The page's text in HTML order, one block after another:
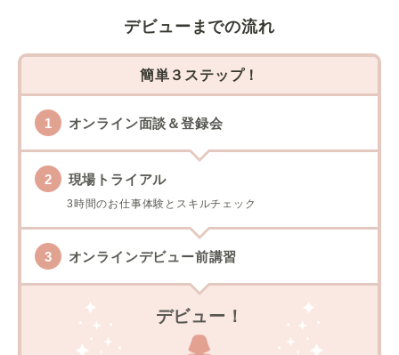
デビューまでの流れ
簡単３ステップ！
オンライン面談＆登録会
現場トライアル
3時間のお仕事体験とスキルチェック
オンラインデビュー前講習
デビュー！